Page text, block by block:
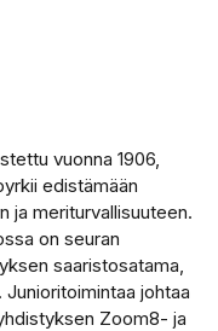
vuonna 1906,
edistämään
ja meriturvallisuuteen.
on seuran
saaristosatama,
johtaa
Zoom8- ja